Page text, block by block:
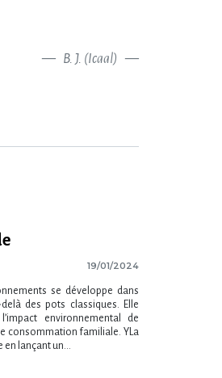
B. J. (Icaal)
19/01/2024
se développe dans
des pots classiques. Elle
environnemental de
consommation familiale. YLa
lançant un...